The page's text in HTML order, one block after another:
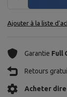
Ajouter à la liste
Garantie Full
Retours
Acheter